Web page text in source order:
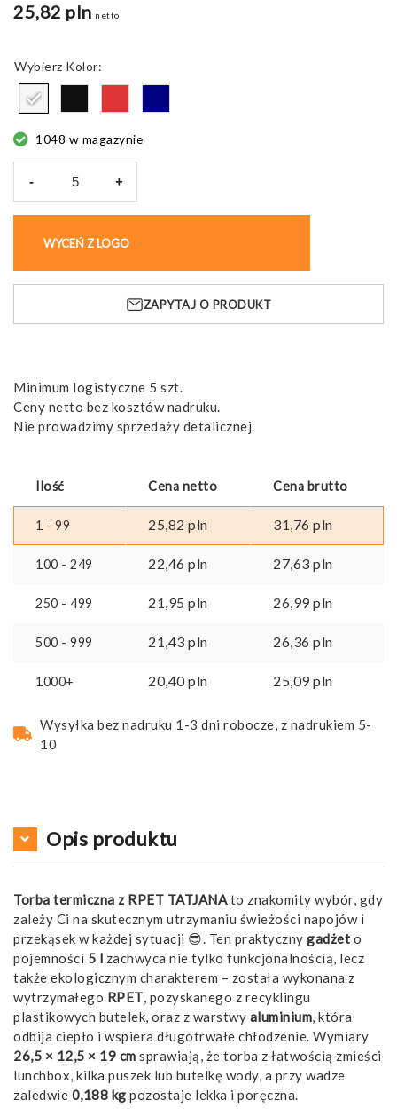
25,82 pln netto
Kolor
1048 w magazynie
-
TATJANA,
z
kieszonką
przodu
+
WYCEŃ Z LOGO
ZAPYTAJ O PRODUKT
Minimum logistyczne 5 szt.
Ceny netto bez kosztów nadruku.
Nie prowadzimy sprzedaży detalicznej.
Ilość Cena netto Cena brutto
1 - 99 25,82 pln 31,76 pln
100 - 249 22,46 pln 27,63 pln
250 - 499 21,95 pln 26,99pln
500 - 999 21,43 pln 26,36 pln
1000+ 20,40pln 25,09pln
Wysyłka bez nadruku 1-3 dni robocze, z nadrukiem 5-
10
Opis produktu
Torba termiczna z RPET TATJANAto znakomity wybór, gdy
zależy Ci na skutecznym utrzymaniu świeżości napojów i
przekąsek w każdej sytuacji 😎. Ten praktyczny gadżet o
pojemności 5 l zachwyca nie tylko funkcjonalnością, lecz
także ekologicznym charakterem – została wykonana z
wytrzymałego RPET, pozyskanego z recyklingu
plastikowych butelek, oraz z warstwy aluminium, która
odbija ciepło i wspiera długotrwałe chłodzenie. Wymiary
26,5 × 12,5 × 19 cm sprawiają, że torba z łatwością zmieści
lunchbox, kilka puszek lub butelkę wody, a przy wadze
zaledwie 0,188 kg pozostaje lekka i poręczna.